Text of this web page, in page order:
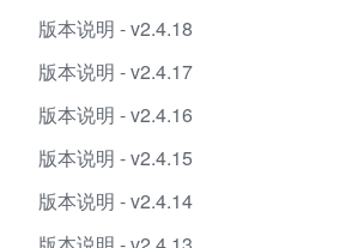
版本说明 - v2.4.18
版本说明 - v2.4.17
版本说明 - v2.4.16
版本说明 - v2.4.15
版本说明 - v2.4.14